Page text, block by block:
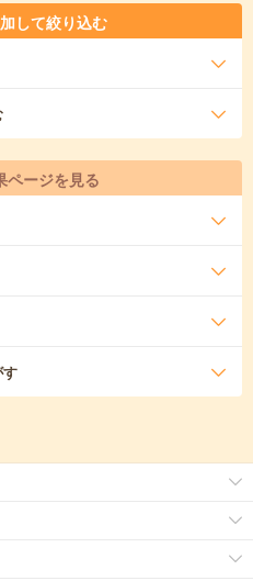
して絞り込む
ページを見る